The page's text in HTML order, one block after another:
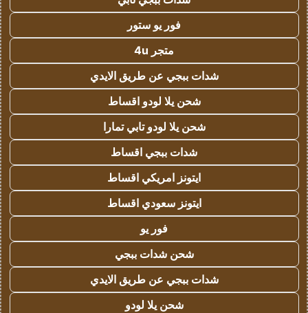
فور يو ستور
متجر 4u
شدات ببجي عن طريق الايدي
شحن يلا لودو اقساط
شحن يلا لودو تابي تمارا
شدات ببجي اقساط
ايتونز امريكي اقساط
ايتونز سعودي اقساط
فور يو
شحن شدات ببجي
شدات ببجي عن طريق الايدي
شحن يلا لودو